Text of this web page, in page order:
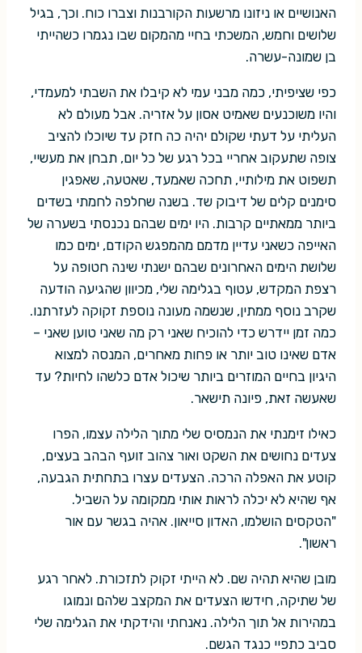
האנושיים או ניזונו מרשעות הקורבנות וצברו כוח. וכך, בגיל
שלושים וחמש, המשכתי בחיי מהמקום שבו נגמרו כשהייתי
בן שמונה-עשרה.
כפי שציפיתי, כמה מבני עמי לא קיבלו את השבתי למעמדי,
והיו משוכנעים שאמיט אסון על אזריה. אבל מעולם לא
העליתי על דעתי שקולם יהיה כה חזק עד שיוכלו להציב
צופה שתעקוב אחריי בכל רגע של כל יום, תבחן את מעשיי,
תשפוט את מילותיי, תחכה שאמעד, שאטעה, שאפגין
סימנים קלים של דיבוק שד. בשנה שחלפה לחמתי בשדים
ביותר ממאתיים קרבות. היו ימים שבהם נכנסתי בשערה של
האייפה כשאני עדיין מדמם מהמפגש הקודם, ימים כמו
שלושת הימים האחרונים שבהם ישנתי שינה חטופה על
רצפת המקדש, עטוף בגלימה שלי, מכיוון שהגיעה הודעה
שקרב נוסף ממתין, שנשמה מעונה נוספת זקוקה לעזרתנו.
כמה זמן יידרש כדי להוכיח שאני רק מה שאני טוען שאני –
אדם שאינו טוב יותר או פחות מאחרים, המנסה למצוא
היגיון בחיים המוזרים ביותר שיכול אדם כלשהו לחיות? עד
שאעשה זאת, פיונה תישאר.
כאילו זימנתי את הנמסיס שלי מתוך הלילה עצמו, הפרו
צעדים נחושים את השקט ואור צהוב זועף הבהב בעצים,
קוטע את האפלה הרכה. הצעדים עצרו בתחתית הגבעה,
אף שהיא לא יכלה לראות אותי ממקומה על השביל.
"הטקסים הושלמו, האדון סייאון. אהיה בגשר עם אור
ראשון".
מובן שהיא תהיה שם. לא הייתי זקוק לתזכורת. לאחר רגע
של שתיקה, חידשו הצעדים את המקצב שלהם ונמוגו
במהירות אל תוך הלילה. נאנחתי והידקתי את הגלימה שלי
סביב כתפיי כנגד הגשם.